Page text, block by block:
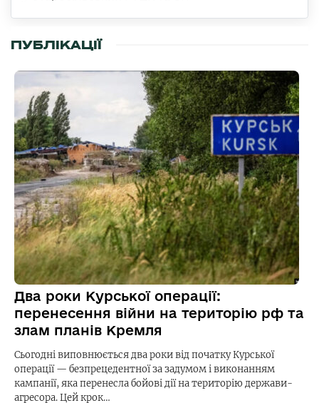
ПУБЛІКАЦІЇ
Два роки Курської операції:
перенесення війни на територію рф та
злам планів Кремля
Сьогодні виповнюється два роки від початку Курської
операції — безпрецедентної за задумом і виконанням
кампанії, яка перенесла бойові дії на територію держави-
агресора. Цей крок…